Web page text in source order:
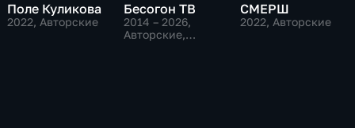
Поле Куликова
2022, Авторские
Бесогон ТВ
2014 – 2026,
Авторские,
СМЕРШ
2022, Авторские